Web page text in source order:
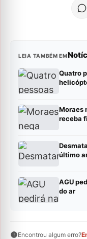
LEIA TAMBÉM EM
Quatro
Moraes
receba
último
AGU
do ar
Encontrou algum erro?